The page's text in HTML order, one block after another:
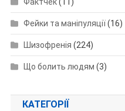
Фактчек(11)
Фейки та маніпуляції(16)
Шизофренія (224)
Що болить людям (3)
КАТЕГОРІЇ